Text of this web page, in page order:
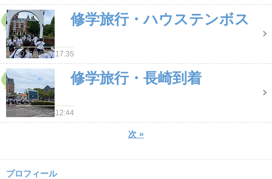
修学旅行・ハウステンボス
2026/06/30 17:35
修学旅行・長崎到着
2026/06/30 12:44
次 »
プロフィール